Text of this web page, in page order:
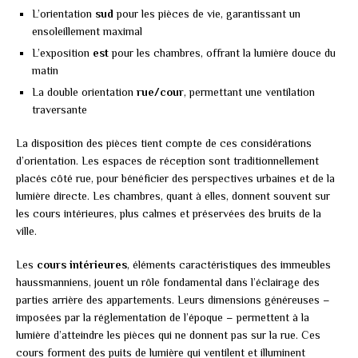
L’orientation sud pour les pièces de vie, garantissant un
ensoleillement maximal
L’exposition estpour les chambres, offrant la lumière douce du
matin
La double orientation rue/cour, permettant une ventilation
traversante
La disposition des pièces tient compte de ces considérations
d’orientation. Les espaces de réception sont traditionnellement
placés côté rue, pour bénéficier des perspectives urbaines et de la
lumière directe. Les chambres, quant à elles, donnent souvent sur
les cours intérieures, plus calmes et préservées des bruits de la
ville.
Les cours intérieures, éléments caractéristiques des immeubles
haussmanniens, jouent un rôle fondamental dans l’éclairage des
parties arrière des appartements. Leurs dimensions généreuses –
imposées par la réglementation de l’époque – permettent à la
lumière d’atteindre les pièces qui ne donnent pas sur la rue. Ces
cours forment des puits de lumière qui ventilent et illuminent